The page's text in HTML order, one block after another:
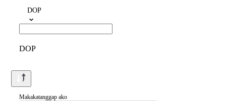
DOP
DOP
Makakatanggap ako